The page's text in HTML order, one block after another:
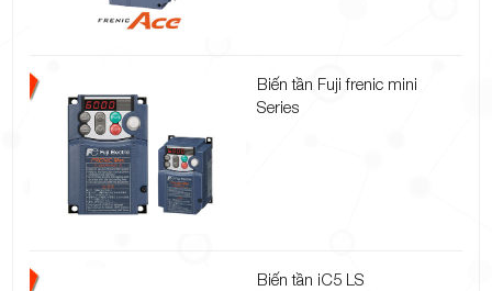
Biến tần Fuji frenic mini
Series
Biến tần iC5 LS